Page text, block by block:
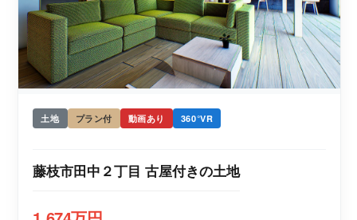
土地 プラン付 動画あり 360°VR
藤枝市田中２丁目 古屋付きの土地